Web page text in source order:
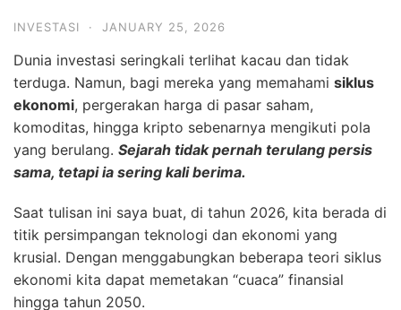
INVESTASI · JANUARY 25, 2026
Dunia investasi seringkali terlihat kacau dan tidak
terduga. Namun, bagi mereka yang memahami siklus
ekonomi, pergerakan harga di pasar saham,
komoditas, hingga kripto sebenarnya mengikuti pola
yang berulang. Sejarah tidak pernah terulang persis
sama, tetapi ia sering kali berima.
Saat tulisan ini saya buat, di tahun 2026, kita berada di
titik persimpangan teknologi dan ekonomi yang
krusial. Dengan menggabungkan beberapa teori siklus
ekonomi kita dapat memetakan “cuaca” finansial
hingga tahun 2050.